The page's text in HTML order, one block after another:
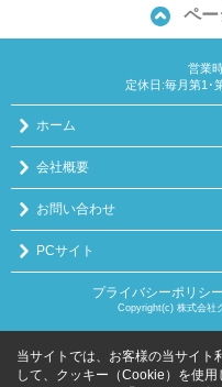
ペー
営業
定休日:毎月第1･
ホーム
会社概要
お問い合わせ
PCサイト
プライバシーポリシー
Copyright(c) 株式会社
当サイトでは、お客様の当サイト
して、クッキー（Cookie）を使用